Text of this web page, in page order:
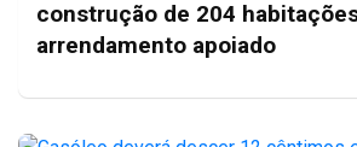
construção de 204
arrendamento apoiado